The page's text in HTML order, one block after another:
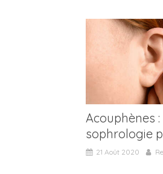
Acouphènes
sophrologie
21 Août 2020